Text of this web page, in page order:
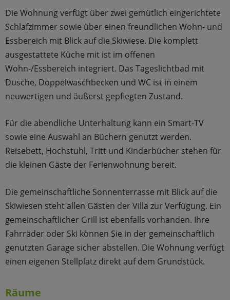
Die Wohnung verfügt über zwei gemütlich eingerichtete
Schlafzimmer sowie über einen freundlichen Wohn- und
Essbereich mit Blick auf die Skiwiese. Die komplett
ausgestattete Küche mit ist im offenen
Wohn-/Essbereich integriert. Das Tageslichtbad mit
Dusche, Doppelwaschbecken und WC ist in einem
neuwertigen und äußerst gepflegten Zustand.
Für die abendliche Unterhaltung kann ein Smart-TV
sowie eine Auswahl an Büchern genutzt werden.
Reisebett, Hochstuhl, Tritt und Kinderbücher stehen für
die kleinen Gäste der Ferienwohnung bereit.
Die gemeinschaftliche Sonnenterrasse mit Blick auf die
Skiwiesen steht allen Gästen der Villa zur Verfügung. Ein
gemeinschaftlicher Grill ist ebenfalls vorhanden. Ihre
Fahrräder oder Ski können Sie in der gemeinschaftlich
genutzten Garage sicher abstellen. Die Wohnung verfügt
einen eigenen Stellplatz direkt auf dem Grundstück.
Räume